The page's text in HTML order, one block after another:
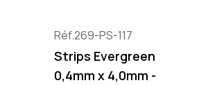
Réf.269-PS-117
Strips Evergreen
0,4mm x 4,0mm -